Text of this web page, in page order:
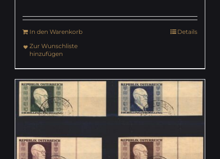
In den Warenkorb
Details
Zur Wunschliste
hinzufügen